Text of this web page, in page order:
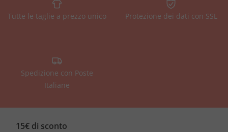
Tutte le taglie a prezzo unico Protezione dei dati con SSL
Spedizione con Poste
Italiane
15€ di sconto